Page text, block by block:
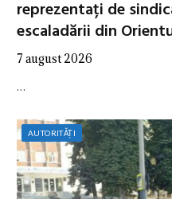
reprezentați de
escaladării din
7 august 2026
…
AUTORITĂȚI